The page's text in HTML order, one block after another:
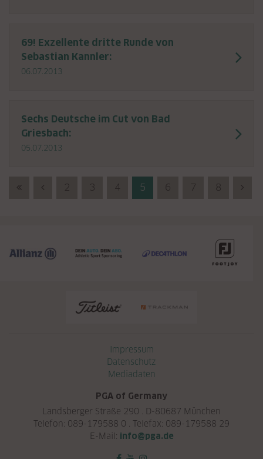
69! Exzellente dritte Runde von
Sebastian Kannler:
06.07.2013
Sechs Deutsche im Cut von Bad
Griesbach:
05.07.2013
First (Anfang)
Previous (Zurück)
2 3 4 5 6 7 8
Impressum
Datenschutz
Mediadaten
PGA of Germany
Landsberger Straße 290 . D-80687 München
Telefon: 089-179588 0 . Telefax: 089-179588 29
E-Mail: info@pga.de